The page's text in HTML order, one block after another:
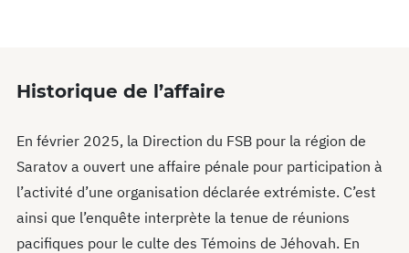
Historique de l’affaire
En février 2025, la Direction du FSB pour la région de
Saratov a ouvert une affaire pénale pour participation à
l’activité d’une organisation déclarée extrémiste. C’est
ainsi que l’enquête interprète la tenue de réunions
pacifiques pour le culte des Témoins de Jéhovah. En